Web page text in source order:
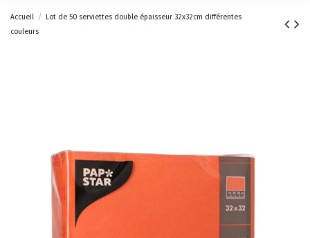
Accueil
Lot de 50 serviettes double épaisseur 32x32cm différentes
couleurs